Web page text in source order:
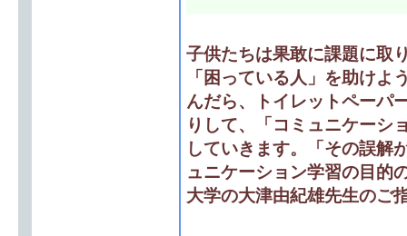
子供たちは果敢に課題に取
「困っている人」を助け
んだら、トイレットペーパ
りして、「コミュニケーシ
していきます。「その誤解
ュニケーション学習の目的
大学の大津由紀雄先生のご